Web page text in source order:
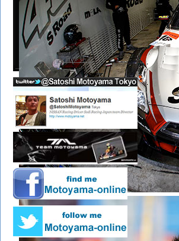
写真を見る